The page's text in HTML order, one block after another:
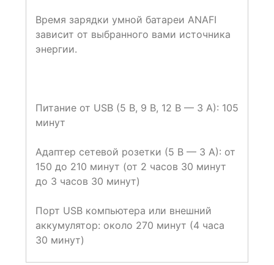
Время зарядки умной батареи ANAFI
зависит от выбранного вами источника
энергии.
Питание от USB (5 В, 9 В, 12 В — 3 А): 105
минут
Адаптер сетевой розетки (5 В — 3 А): от
150 до 210 минут (от 2 часов 30 минут
до 3 часов 30 минут)
Порт USB компьютера или внешний
аккумулятор: около 270 минут (4 часа
30 минут)